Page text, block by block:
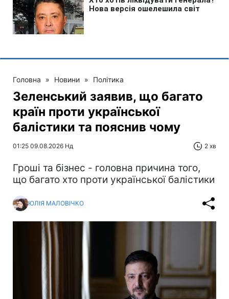
Головна » Новини » Політика
Зеленський заявив, що багато
країн проти української
балістики та пояснив чому
01:25 09.08.2026 Нд 2 хв
Гроші та бізнес - головна причина того,
що багато хто проти української балістики
ЮЛІЯ МАЛОВІЧКО